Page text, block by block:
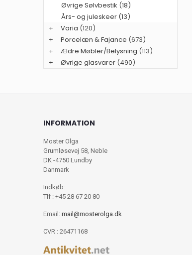
Øvrige Sølvbestik (18)
Års- og juleskeer (13)
+
Varia (120)
+
Porcelæn & Fajance (673)
+
Ældre Møbler/Belysning (113)
+
Øvrige glasvarer (490)
INFORMATION
Moster Olga
Grumløsevej 58, Neble
DK -4750 Lundby
Danmark
Indkøb:
Tlf : +45 28 67 20 80
Email: mail@mosterolga.dk
CVR : 26471168